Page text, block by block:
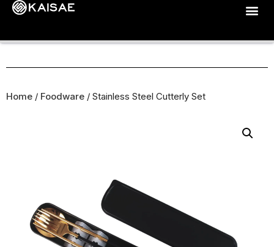
Home / Foodware / Stainless Steel Cutterly Set